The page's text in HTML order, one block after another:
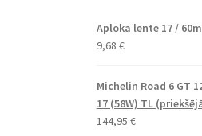
Aploka lente 17 /
9,68 €
Michelin Road 6 GT
17 (58W) TL
144,95 €